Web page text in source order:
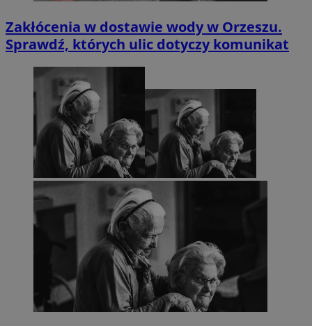
Zakłócenia w dostawie wody w Orzeszu.
Sprawdź, których ulic dotyczy komunikat